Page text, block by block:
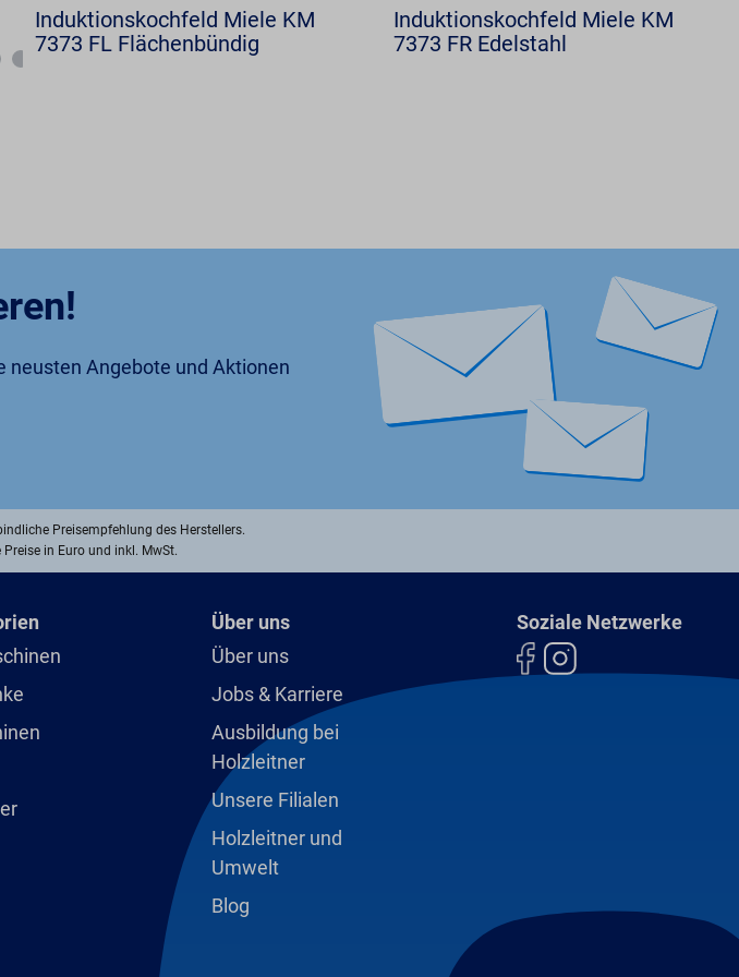
Induktionskochfeld Miele KM
7373 FL Flächenbündig
Induktionskochfeld Miele KM
7373 FR Edelstahl
neusten Angebote und Aktionen
Preisempfehlung des Herstellers.
in Euro und inkl. MwSt.
Über uns
Über uns
Jobs & Karriere
Ausbildung bei
Holzleitner
Unsere Filialen
Holzleitner und
Umwelt
Blog
Soziale Netzwerke